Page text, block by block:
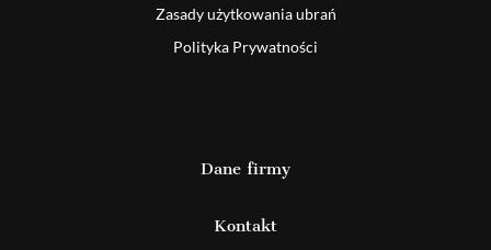
Zasady użytkowania ubrań
Polityka Prywatności
Dane firmy
Kontakt